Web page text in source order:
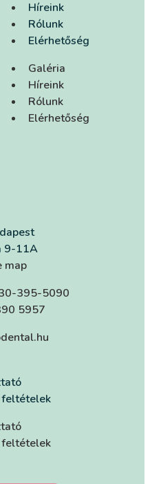
Híreink
Rólunk
Elérhetőség
Galéria
Híreink
Rólunk
Elérhetőség
9-11A
map
395-5090
5957
feltételek
feltételek